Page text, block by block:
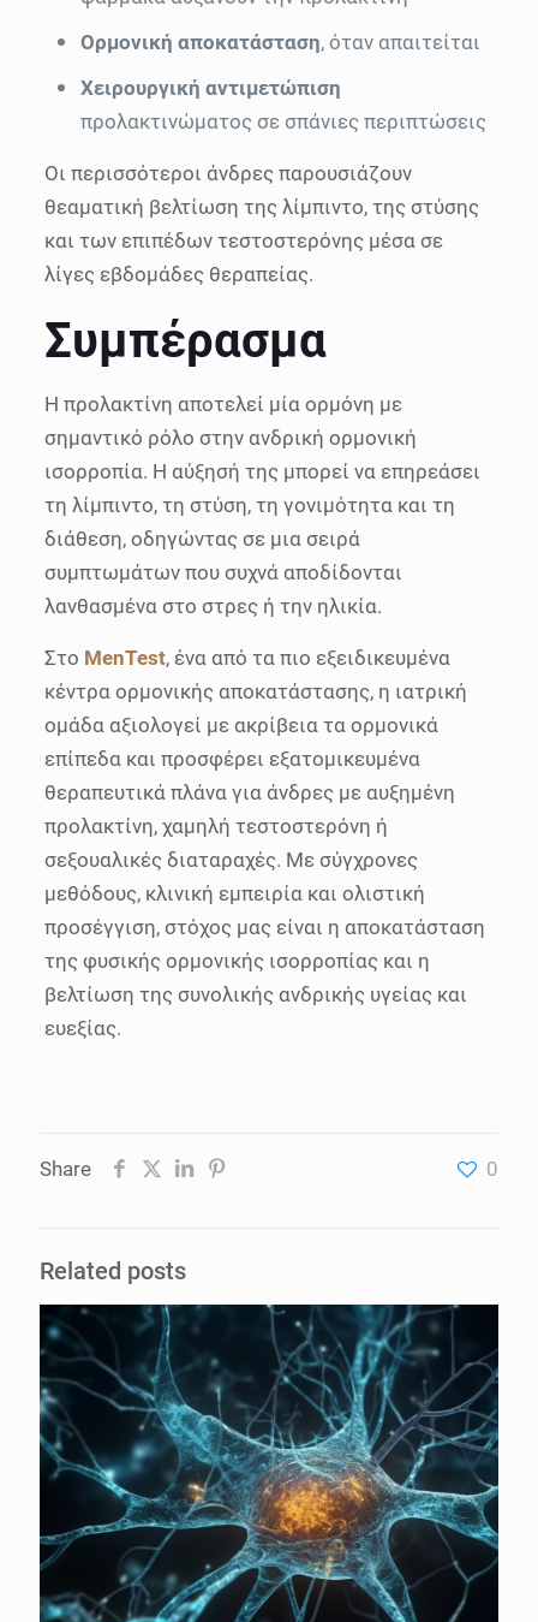
Ορμονική αποκατάσταση, όταν απαιτείται
Χειρουργική αντιμετώπιση
προλακτινώματος σε σπάνιες περιπτώσεις
Οι περισσότεροι άνδρες παρουσιάζουν
θεαματική βελτίωση της λίμπιντο, της στύσης
και των επιπέδων τεστοστερόνης μέσα σε
λίγες εβδομάδες θεραπείας.
Συμπέρασμα
Η προλακτίνη αποτελεί μία ορμόνη με
σημαντικό ρόλο στην ανδρική ορμονική
ισορροπία. Η αύξησή της μπορεί να επηρεάσει
τη λίμπιντο, τη στύση, τη γονιμότητα και τη
διάθεση, οδηγώντας σε μια σειρά
συμπτωμάτων που συχνά αποδίδονται
λανθασμένα στο στρες ή την ηλικία.
Στο MenTest, ένα από τα πιο εξειδικευμένα
κέντρα ορμονικής αποκατάστασης, η ιατρική
ομάδα αξιολογεί με ακρίβεια τα ορμονικά
επίπεδα και προσφέρει εξατομικευμένα
θεραπευτικά πλάνα για άνδρες με αυξημένη
προλακτίνη, χαμηλή τεστοστερόνη ή
σεξουαλικές διαταραχές. Με σύγχρονες
μεθόδους, κλινική εμπειρία και ολιστική
προσέγγιση, στόχος μας είναι η αποκατάσταση
της φυσικής ορμονικής ισορροπίας και η
βελτίωση της συνολικής ανδρικής υγείας και
ευεξίας.
Share 0
Related posts